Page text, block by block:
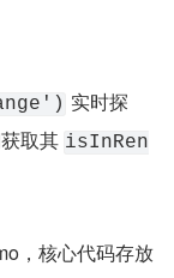
实时探
取其 isInRen
，核心代码存放